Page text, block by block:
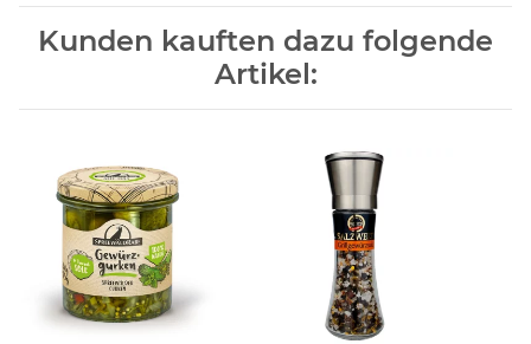
Kunden kauften dazu folgende
Artikel: